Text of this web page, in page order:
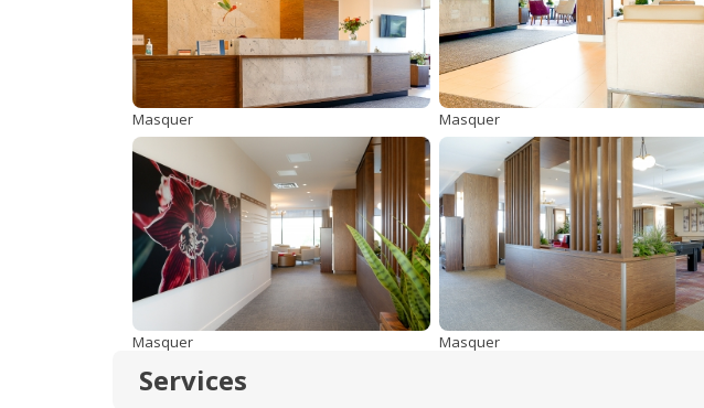
Masquer Masquer
Masquer Masquer
Services